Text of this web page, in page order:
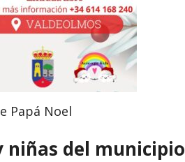
Papá Noel
niñas del municipio